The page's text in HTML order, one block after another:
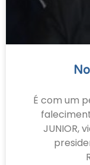
É com um
JUNIOR,